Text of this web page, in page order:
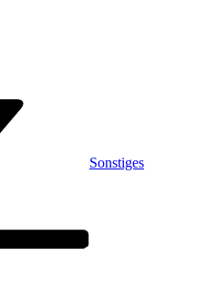
Sonstiges